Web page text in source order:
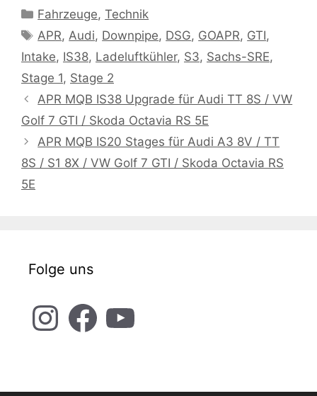
Kategorien
Fahrzeuge,Technik
Schlagwörter
APR,Audi, Downpipe, DSG, GOAPR, GTI,
Intake, IS38, Ladeluftkühler, S3, Sachs-SRE,
Stage 1, Stage 2
APR MQB IS38 Upgrade für Audi TT 8S / VW
Golf 7 GTI / Skoda Octavia RS 5E
APR MQB IS20 Stages für Audi A3 8V / TT
8S / S1 8X / VW Golf 7 GTI / Skoda Octavia RS
5E
Folge uns
InstagramFacebookYouTube